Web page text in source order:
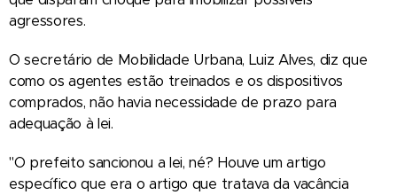
agressores.
O secretário de Mobilidade Urbana, Luiz Alves, diz que
como os agentes estão treinados e os dispositivos
comprados, não havia necessidade de prazo para
adequação à lei.
"O prefeito sancionou a lei, né? Houve um artigo
específico que era o artigo que tratava da vacância